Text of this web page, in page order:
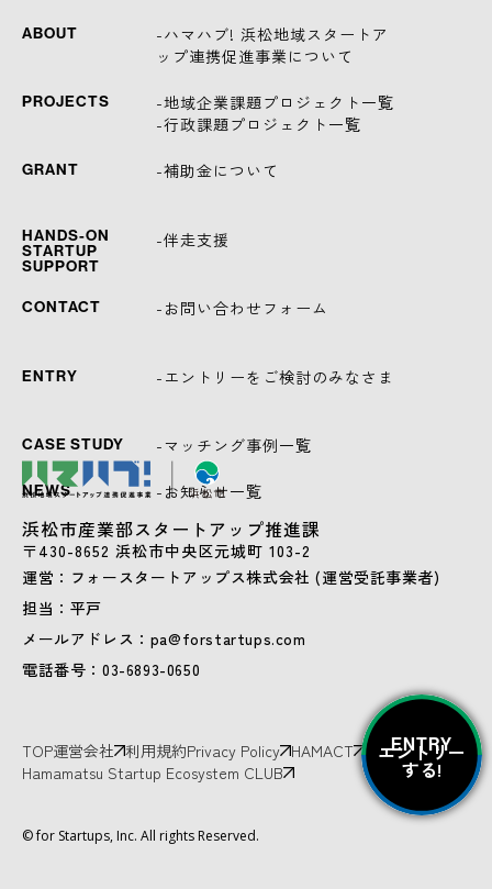
ENTRY
エントリー
する!
ABOUT
-ハマハブ! 浜松地域スタートア
ップ連携促進事業について
PROJECTS
-地域企業課題プロジェクト一覧
-行政課題プロジェクト一覧
GRANT -補助金について
HANDS-ON
STARTUP
SUPPORT
-伴走支援
CONTACT -お問い合わせフォーム
ENTRY -エントリーをご検討のみなさま
CASE STUDY -マッチング事例一覧
NEWS -お知らせ一覧
浜松市産業部スタートアップ推進課
〒430-8652 浜松市中央区元城町 103-2
運営：フォースタートアップス株式会社 (運営受託事業者)
担当：平戸
メールアドレス：pa@forstartups.com
電話番号：03-6893-0650
TOP運営会社 利用規約Privacy Policy HAMACT
Hamamatsu Startup Ecosystem CLUB
© for Startups, Inc. All rights Reserved.